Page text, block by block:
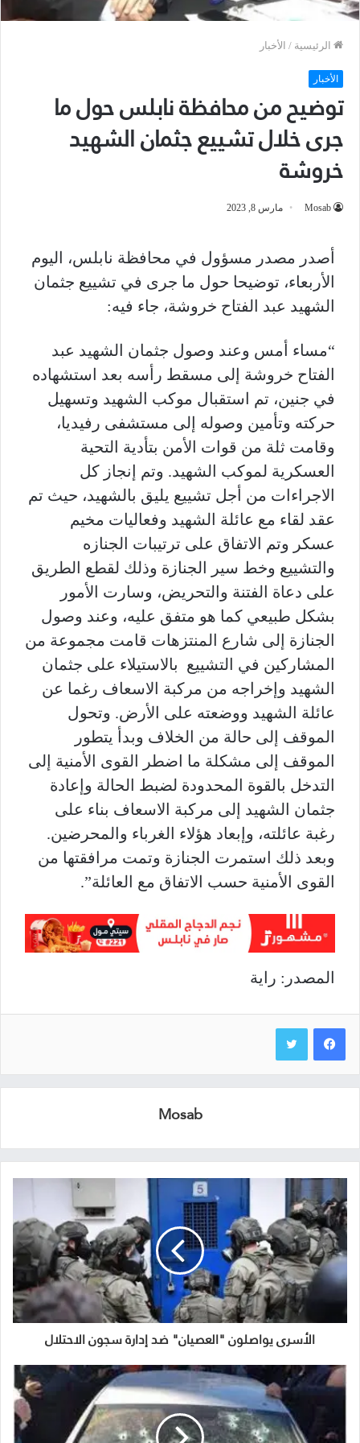
الرئيسية / الأخبار
الأخبار
توضيح من محافظة نابلس حول ما
جرى خلال تشييع جثمان الشهيد
خروشة
Mosab مارس 8, 2023
أصدر مصدر مسؤول في محافظة نابلس، اليوم
الأربعاء، توضيحا حول ما جرى في تشييع جثمان
الشهيد عبد الفتاح خروشة، جاء فيه:
“مساء أمس وعند وصول جثمان الشهيد عبد
الفتاح خروشة إلى مسقط رأسه بعد استشهاده
في جنين، تم استقبال موكب الشهيد وتسهيل
حركته وتأمين وصوله إلى مستشفى رفيديا،
وقامت ثلة من قوات الأمن بتأدية التحية
العسكرية لموكب الشهيد. وتم إنجاز كل
الاجراءات من أجل تشييع يليق بالشهيد، حيث تم
عقد لقاء مع عائلة الشهيد وفعاليات مخيم
عسكر وتم الاتفاق على ترتيبات الجنازه
والتشييع وخط سير الجنازة وذلك لقطع الطريق
على دعاة الفتنة والتحريض، وسارت الأمور
بشكل طبيعي كما هو متفق عليه، وعند وصول
الجنازة إلى شارع المنتزهات قامت مجموعة من
المشاركين في التشييع بالاستيلاء على جثمان
الشهيد وإخراجه من مركبة الاسعاف رغما عن
عائلة الشهيد ووضعته على الأرض. وتحول
الموقف إلى حالة من الخلاف وبدأ يتطور
الموقف إلى مشكلة ما اضطر القوى الأمنية إلى
التدخل بالقوة المحدودة لضبط الحالة وإعادة
جثمان الشهيد إلى مركبة الاسعاف بناء على
رغبة عائلته، وإبعاد هؤلاء الغرباء والمحرضين.
وبعد ذلك استمرت الجنازة وتمت مرافقتها من
القوى الأمنية حسب الاتفاق مع العائلة”.
المصدر: راية
Mosab
الأسرى يواصلون "العصيان" ضد إدارة سجون الاحتلال